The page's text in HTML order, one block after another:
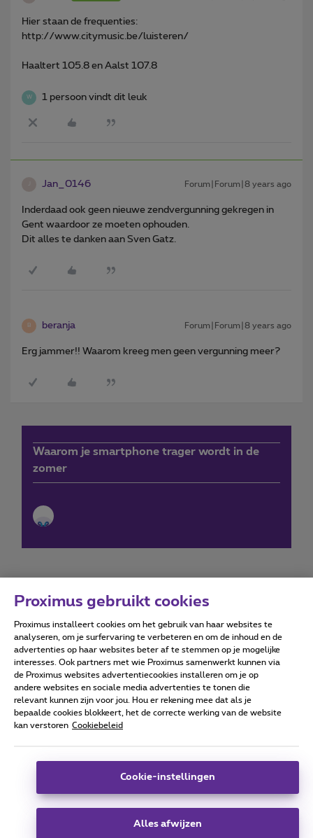
Hier staan de frequenties:
http://www.citymusic.be/luisteren/
Haaltert 105.8 en Aalst 107.8
W 1 persoon vindt dit leuk
Jan_0146 Forum|Forum|8 years ago
Inderdaad ook geen nieuwe zendvergunning gekregen in
Gent waardoor ze moeten ophouden.
Dit alles te danken aan Sven Gatz.
B beranja Forum|Forum|8 years ago
Erg jammer!! Waarom kreeg men geen vergunning meer?
Waarom je smartphone trager wordt in de
zomer
Forumvoorwaarden Accessibility statement
Alle rechten voorbehouden. © Proximus
Algemene voorwaarden, consumenteninfo
Deze website is gecreëerd en wordt beheerd conform het
Koning Albert II-laan 27 - B-1030 Brussel.
Proximus gebruikt cookies
Proximus installeert cookies om het gebruik van haar websites te
analyseren, om je surfervaring te verbeteren en om de inhoud en de
advertenties op haar websites beter af te stemmen op je mogelijke
interesses. Ook partners met wie Proximus samenwerkt kunnen via
de Proximus websites advertentiecookies installeren om je op
andere websites en sociale media advertenties te tonen die
relevant kunnen zijn voor jou. Hou er rekening mee dat als je
bepaalde cookies blokkeert, het de correcte werking van de website
kan verstoren Cookiebeleid
Cookie-instellingen
Alles afwijzen